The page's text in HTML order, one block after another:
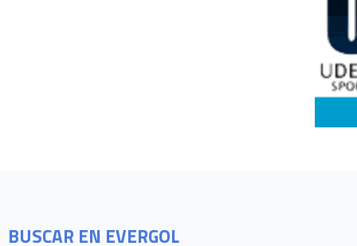
BUSCAR EN EVERGOL